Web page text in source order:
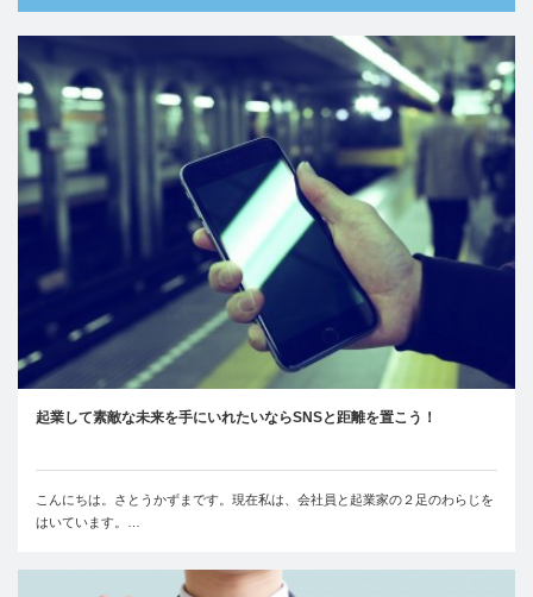
起業して素敵な未来を手にいれたいならSNSと距離を置こう！
こんにちは。さとうかずまです。現在私は、会社員と起業家の２足のわらじを
はいています。…